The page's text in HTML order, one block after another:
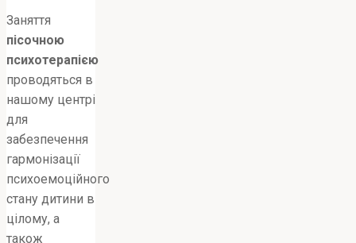
Заняття
пісочною
психотерапією
проводяться в
нашому центрі
для
забезпечення
гармонізації
психоемоційного
стану дитини в
цілому, а
також